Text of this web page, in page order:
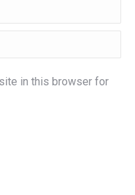
in this browser for